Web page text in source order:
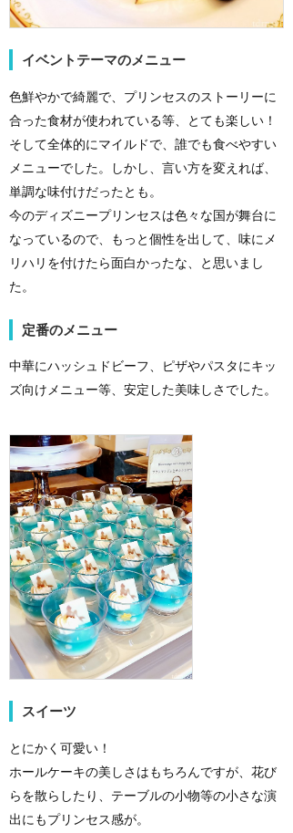
イベントテーマのメニュー
色鮮やかで綺麗で、プリンセスのストーリーに
合った食材が使われている等、とても楽しい！
そして全体的にマイルドで、誰でも食べやすい
メニューでした。しかし、言い方を変えれば、
単調な味付けだったとも。
今のディズニープリンセスは色々な国が舞台に
なっているので、もっと個性を出して、味にメ
リハリを付けたら面白かったな、と思いまし
た。
定番のメニュー
中華にハッシュドビーフ、ピザやパスタにキッ
ズ向けメニュー等、安定した美味しさでした。
スイーツ
とにかく可愛い！
ホールケーキの美しさはもちろんですが、花び
らを散らしたり、テーブルの小物等の小さな演
出にもプリンセス感が。